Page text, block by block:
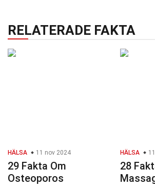
RELATERADE FAKTA
HÄLSA 11 nov 2024
29 Fakta Om
Osteoporos
HÄLSA
28